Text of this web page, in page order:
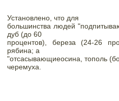
Установлено, что для
большинства людей
дуб (до 60
процентов), береза (24-26
рябина; а
"отсасывающиеосина, тополь
черемуха.